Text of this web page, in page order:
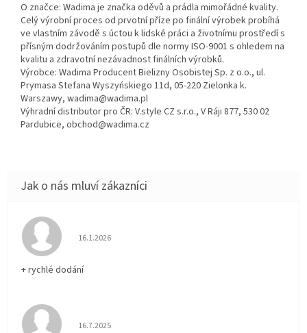
O značce: Wadima je značka oděvů a prádla mimořádné kvality.
Celý výrobní proces od prvotní příze po finální výrobek probíhá
ve vlastním závodě s úctou k lidské práci a životnímu prostředí s
přísným dodržováním postupů dle normy ISO-9001 s ohledem na
kvalitu a zdravotní nezávadnost finálních výrobků.
Výrobce: Wadima Producent Bielizny Osobistej Sp. z o.o., ul.
Prymasa Stefana Wyszyńskiego 11d, 05-220 Zielonka k.
Warszawy, wadima@wadima.pl
Výhradní distributor pro ČR: V.style CZ s.r.o., V Ráji 877, 530 02
Pardubice, obchod@wadima.cz
Hodnocení obchodu je 5 z 5 hvězdiček.
16.1.2026
+ rychlé dodání
Hodnocení obchodu je 5 z 5 hvězdiček.
16.7.2025